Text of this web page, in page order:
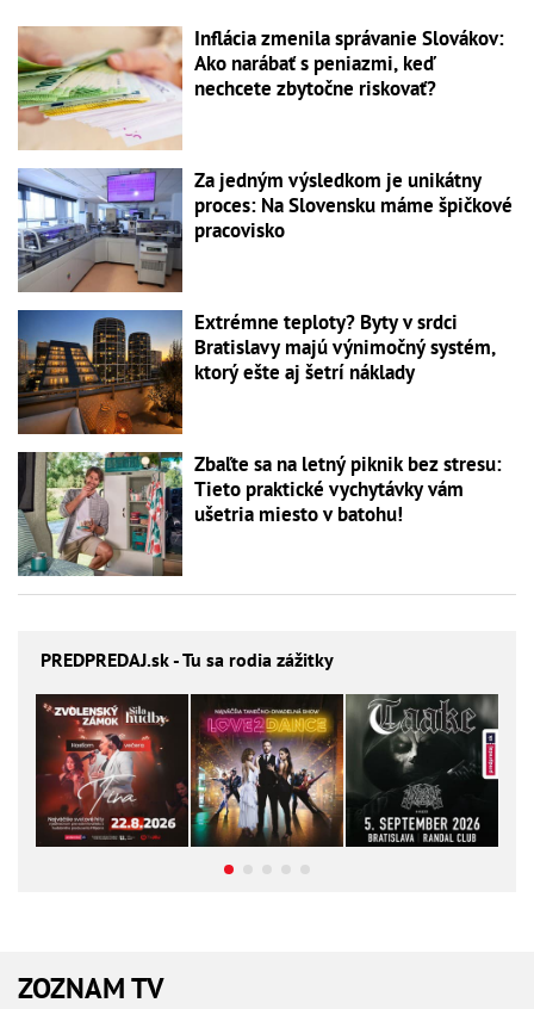
Inflácia zmenila správanie Slovákov:
Ako narábať s peniazmi, keď
nechcete zbytočne riskovať?
Za jedným výsledkom je unikátny
proces: Na Slovensku máme špičkové
pracovisko
Extrémne teploty? Byty v srdci
Bratislavy majú výnimočný systém,
ktorý ešte aj šetrí náklady
Zbaľte sa na letný piknik bez stresu:
Tieto praktické vychytávky vám
ušetria miesto v batohu!
PREDPREDAJ.sk - Tu sa rodia zážitky
ZOZNAM TV